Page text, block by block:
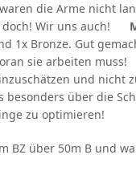
die Arme nicht
doch! Wir uns auch!
1x Bronze. Gut
sie arbeiten muss!
und nicht
besonders über die
zu optimieren!
BZ über 50m B und